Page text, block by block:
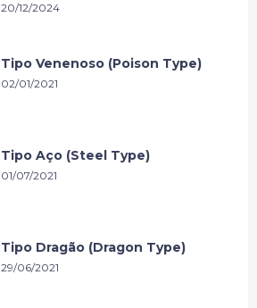
20/12/2024
Tipo Venenoso (Poison Type)
02/01/2021
Tipo Aço (Steel Type)
01/07/2021
Tipo Dragão (Dragon Type)
29/06/2021